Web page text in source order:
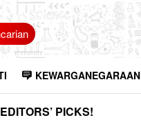
KEWARGANEGARAAN
PICKS!